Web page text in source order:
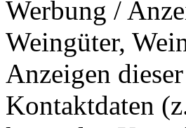
Werbung /
Weingüter,
Anzeigen
Kontaktdaten